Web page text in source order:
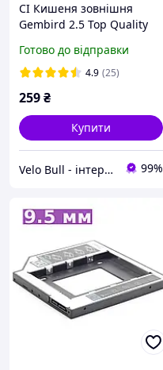
CI Кишеня зовнішня
Gembird 2.5 Top Quality
алюмінієвий корпус для
HDD SSD зовнішній нако
Готово до відправки
4.9 (25)
259₴
Купити
Velo Bull - інтернет магазин | velobull.com.ua 99%